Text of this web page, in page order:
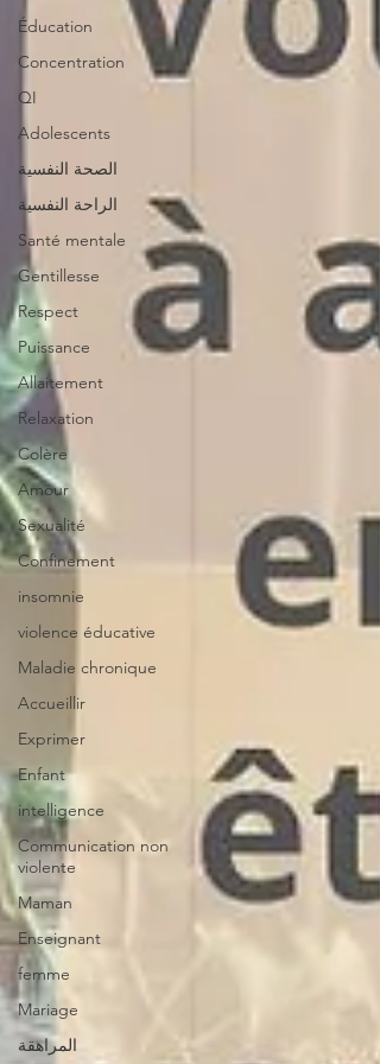
Éducation
Concentration
QI
Adolescents
الصحة النفسية
الراحة النفسية
Santé mentale
Gentillesse
Respect
Puissance
Allaitement
Relaxation
Colère
Amour
Sexualité
Confinement
insomnie
violence éducative
Maladie chronique
Accueillir
Exprimer
Enfant
intelligence
Communication non
violente
Maman
Enseignant
femme
Mariage
المراهقة